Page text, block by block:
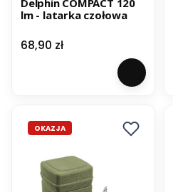
lm - latarka czołowa
Cena
68,90 zł
OKAZJA